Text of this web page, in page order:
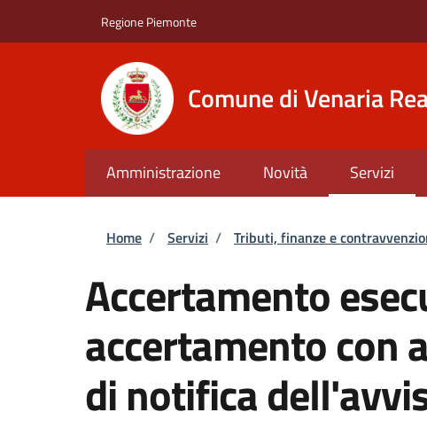
Regione Piemonte
Comune di Venaria
Amministrazione Novità Servizi
Briciole di pane
Home / Servizi / Tributi, finanze e
Accertamento
accertamento con
di notifica